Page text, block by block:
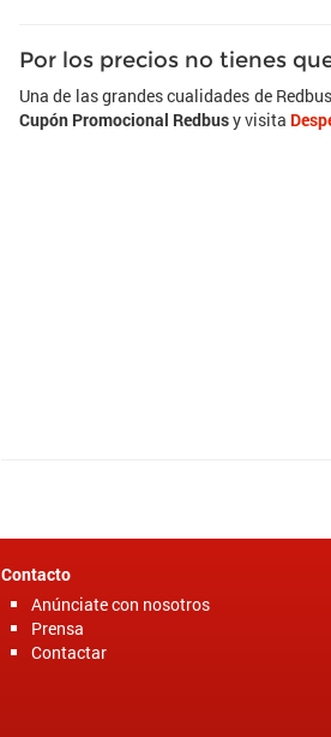
Por los precios no tienes
Una de las grandes cualidades de
Cupón Promocional Redbusy visita
Contacto
Anúnciate con nosotros
Prensa
Contactar